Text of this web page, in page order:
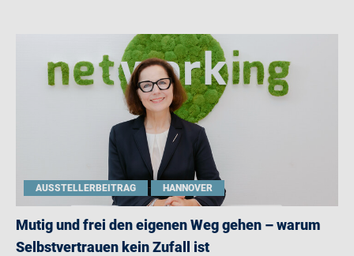
AUSSTELLERBEITRAG HANNOVER
Mutig und frei den eigenen Weg gehen – warum
Selbstvertrauen kein Zufall ist